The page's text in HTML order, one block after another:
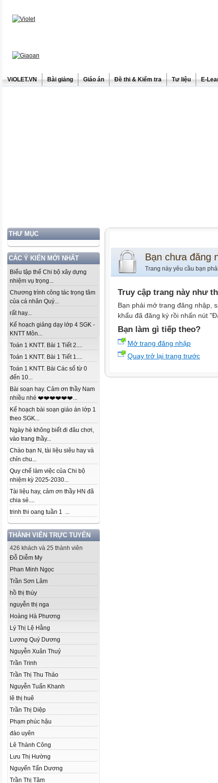
ViOLET.VN Bài giảng Giáo án Đề thi & Kiểm tra Tư liệu E-
THƯ MỤC
CÁC Ý KIẾN MỚI NHẤT
Biểu tập thể Chi bộ xây dựng
nhiệm vụ trọng...
Chương trình công tác trọng tâm
của cá nhân Quý...
rất hay...
Kế hoạch giảng dạy lớp 4 SGK -
KNTT Môn...
Toán 1 KNTT. Bài 1 Tiết 2....
Toán 1 KNTT. Bài 1 Tiết 1....
Toán 1 KNTT. Bài Các số từ 0
đến 10...
Bài soạn hay. Cảm ơn thầy Nam
nhiều nhé ❤️❤️❤️❤️❤️❤️...
Kế hoạch bài soạn giáo án lớp 1
theo SGK...
Ngày hè không biết đi đâu chơi,
vào trang thầy...
Chào bạn N, tài liệu siêu hay và
chỉn chu...
Quy chế làm việc của Chi bộ
nhiệm kỳ 2025-2030...
Tài liệu hay, cảm ơn thầy HN đã
chia sẻ....
trinh thi oang tuần 1 ...
THÀNH VIÊN TRỰC TUYẾN
426 khách và 25 thành viên
Đỗ Diễm My
Phan Minh Ngọc
Trần Sơn Lâm
hồ thị thúy
nguyễn thị nga
Hoàng Hà Phương
Lý Thị Lệ Hằng
Lương Quý Dương
Nguyễn Xuân Thuỷ
Trần Trinh
Trần Thị Thu Thảo
Nguyễn Tuấn Khanh
lê thị huê
Trần Thị Diệp
Phạm phúc hậu
đào uyên
Lê Thành Công
Lưu Thị Hường
Nguyển Tấn Dương
Trần Thị Tâm
Bạn chưa đăng
Trang này yêu cầu bạn
Truy cập trang này như
Bạn phải mở trang đăng nhập,
khẩu đã đăng ký rồi nhấn nút
Bạn làm gì tiếp theo?
Mở trang đăng nhập
Quay trở lại trang trước